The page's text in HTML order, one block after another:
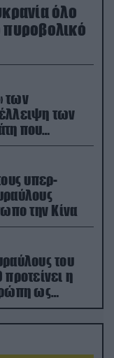
όλο
πυροβολικό
των
των
που
υπερ-
την Κίνα
του
η
ως